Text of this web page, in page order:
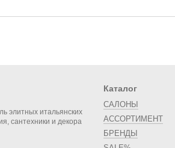
элитных итальянских
сантехники и декора
Каталог
САЛОНЫ
АССОРТИМЕНТ
БРЕНДЫ